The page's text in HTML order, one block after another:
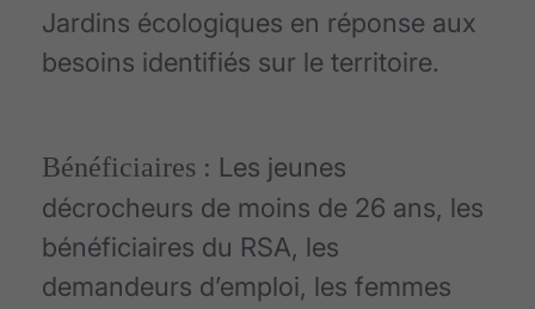
Jardins écologiques en réponse aux
besoins identifiés sur le territoire.
Bénéficiaires : Les jeunes
décrocheurs de moins de 26 ans, les
bénéficiaires du RSA, les
demandeurs d’emploi, les femmes